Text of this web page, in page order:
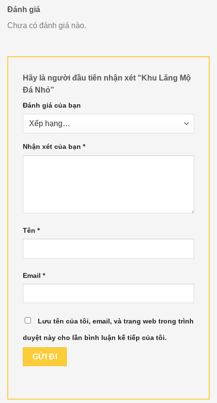
Đánh giá
Chưa có đánh giá nào.
Hãy là người đầu tiên nhận xét “Khu Lăng Mộ
Đá Nhỏ”
Đánh giá của bạn
Nhận xét của bạn *
Tên *
Email *
Lưu tên của tôi, email, và trang web trong trình
duyệt này cho lần bình luận kế tiếp của tôi.